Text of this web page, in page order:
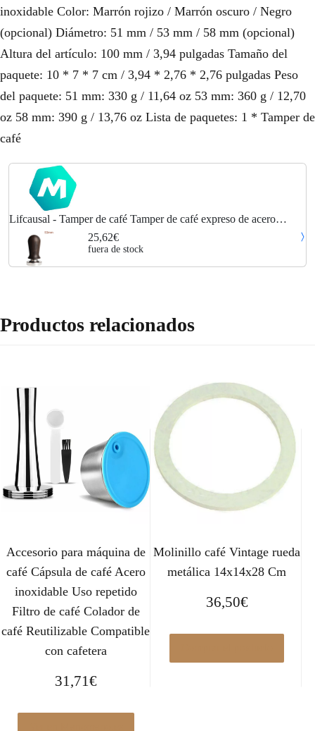
inoxidable Color: Marrón rojizo / Marrón oscuro / Negro
(opcional) Diámetro: 51 mm / 53 mm / 58 mm (opcional)
Altura del artículo: 100 mm / 3,94 pulgadas Tamaño del
paquete: 10 * 7 * 7 cm / 3,94 * 2,76 * 2,76 pulgadas Peso
del paquete: 51 mm: 330 g / 11,64 oz 53 mm: 360 g / 12,70
oz 58 mm: 390 g / 13,76 oz Lista de paquetes: 1 * Tamper de
café
Lifcausal - Tamper de café Tamper de café expreso de acero
inoxidable con mango de madera elegante Tamper de mano de
espresso con resorte, 53 mm
25,62€
fuera de stock
Productos relacionados
Accesorio para máquina de
café Cápsula de café Acero
inoxidable Uso repetido
Filtro de café Colador de
café Reutilizable Compatible
con cafetera
31,71€
Molinillo café Vintage rueda
metálica 14x14x28 Cm
36,50€